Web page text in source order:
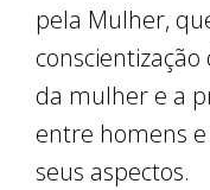
pela Mulher,
da mulher e a
entre homens
seus aspectos.